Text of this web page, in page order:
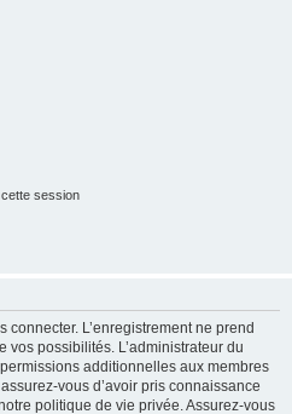
session
L’enregistrement ne prend
possibilités. L’administrateur du
additionnelles aux membres
vous d’avoir pris connaissance
politique de vie privée. Assurez-vous